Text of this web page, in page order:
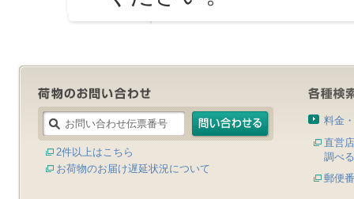
2件以上はこちら
お荷物のお届け遅延状況について
料金
直営
調べる
郵便